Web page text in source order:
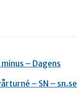
– Dagens
– SN – sn.se